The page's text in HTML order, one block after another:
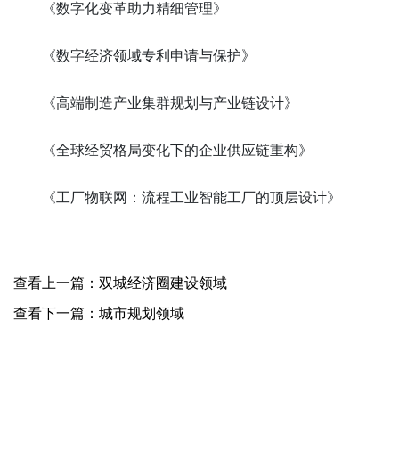
《数字化变革助力精细管理》
《数字经济领域专利申请与保护》
《高端制造产业集群规划与产业链设计》
《全球经贸格局变化下的企业供应链重构》
《工厂物联网：流程工业智能工厂的顶层设计》
查看上一篇：双城经济圈建设领域
查看下一篇：城市规划领域